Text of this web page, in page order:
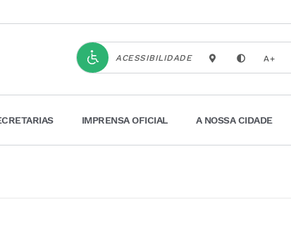
ACESSIBILIDADE A+
IMPRENSA OFICIAL A NOSSA CIDADE